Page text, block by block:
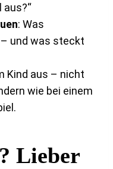
aus?“
: Was
und was steckt
Kind aus – nicht
wie bei einem
Lieber